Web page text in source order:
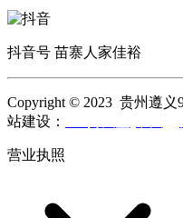
抖音号 苗寨人家佳裕
Copyright © 2023 贵州遵
站建设：
营业执照